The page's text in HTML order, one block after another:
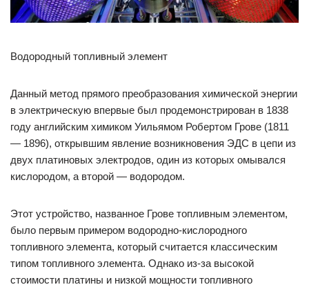
Водородный топливный элемент
Данный метод прямого преобразования химической энергии
в электрическую впервые был продемонстрирован в 1838
году английским химиком Уильямом Робертом Грове (1811
— 1896), открывшим явление возникновения ЭДС в цепи из
двух платиновых электродов, один из которых омывался
кислородом, а второй — водородом.
Этот устройство, названное Грове топливным элементом,
было первым примером водородно-кислородного
топливного элемента, который считается классическим
типом топливного элемента. Однако из-за высокой
стоимости платины и низкой мощности топливного